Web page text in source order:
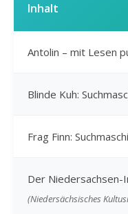
Inhalt
Antolin – mit Lesen
Blinde Kuh:
Frag Finn:
Der
(Niedersächsisches